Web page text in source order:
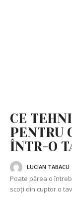
CE
PENTRU
ÎNTR-O
LUCIAN TABACU
Poate părea o
scoți din cuptor o